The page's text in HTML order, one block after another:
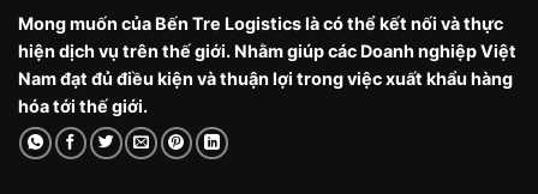
Mong muốn của Bến Tre Logistics là có thể kết nối và thực
hiện dịch vụ trên thế giới. Nhằm giúp các Doanh nghiệp Việt
Nam đạt đủ điều kiện và thuận lợi trong việc xuất khẩu hàng
hóa tới thế giới.